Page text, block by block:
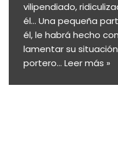
vilipendiado,
él… Una pequeña
él, le habrá hecho
lamentar su
portero… Leer más »